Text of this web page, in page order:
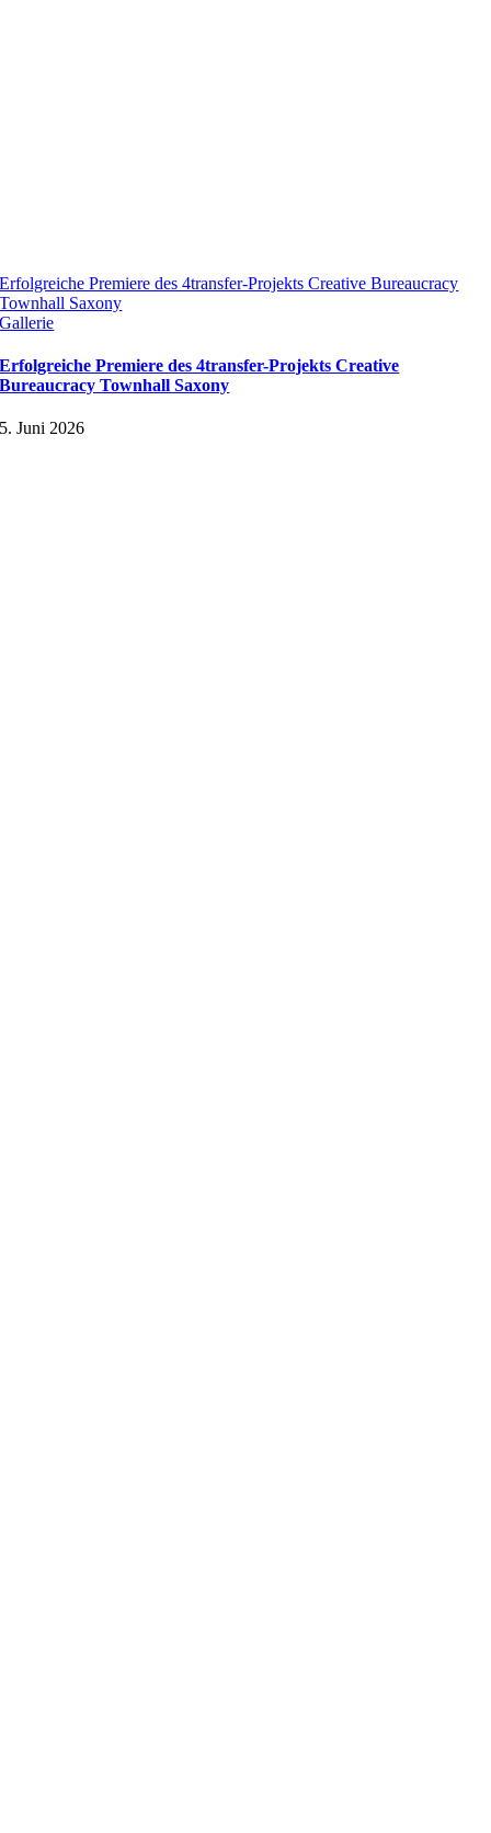
Erfolgreiche Premiere des 4transfer-Projekts Creative Bureaucracy
Townhall Saxony
Gallerie
Erfolgreiche Premiere des 4transfer-Projekts Creative
Bureaucracy Townhall Saxony
5. Juni 2026